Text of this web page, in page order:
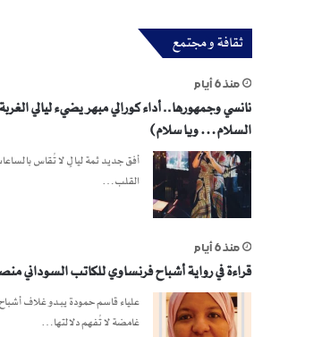
ثقافة و مجتمع
منذ 6 أيام
نانسي وجمهورها.. أداء كورالي مبهر يضيء ليالي
السلام… ويا سلام)
أفق جديد ثمة ليالٍ لا تُقاس
القلب…
منذ 6 أيام
قراءة في رواية أشباح فرنساوي للكاتب السوداني
علياء قاسم حمودة يبدو غلاف
غامضة لا تُفهم دلالتها…